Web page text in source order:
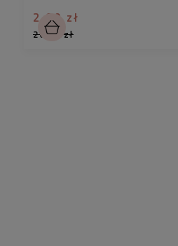
2,90 zł
26,90 zł